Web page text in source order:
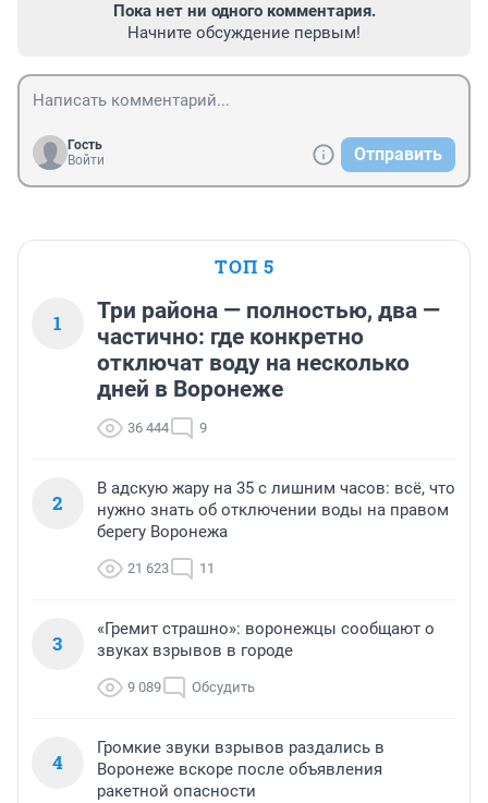
Пока нет ни одного комментария.
Начните обсуждение первым!
Гость
Войти
Отправить
ТОП 5
1
Три района — полностью, два —
частично: где конкретно
отключат воду на несколько
дней в Воронеже
36 444 9
2
В адскую жару на 35 с лишним часов: всё, что
нужно знать об отключении воды на правом
берегу Воронежа
21 623 11
3
«Гремит страшно»: воронежцы сообщают о
звуках взрывов в городе
9 089 Обсудить
4
Громкие звуки взрывов раздались в
Воронеже вскоре после объявления
ракетной опасности